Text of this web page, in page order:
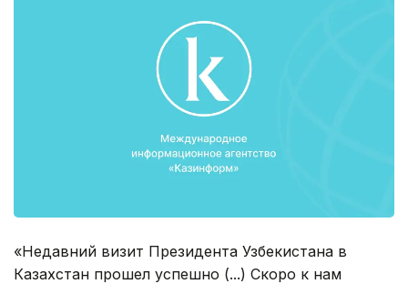
«Недавний визит Президента Узбекистана в
Казахстан прошел успешно (...) Скоро к нам